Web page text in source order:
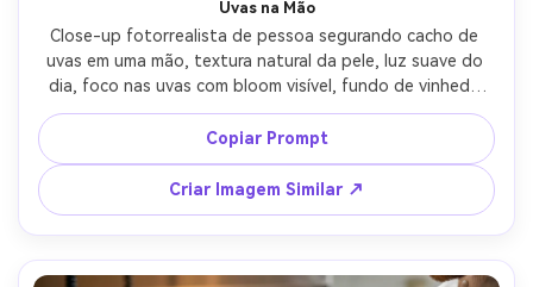
Uvas na Mão
Close-up fotorrealista de pessoa segurando cacho de
uvas em uma mão, textura natural da pele, luz suave do
dia, foco nas uvas com bloom visível, fundo de vinhedo
desfocado, fotografado com Sony A7R V e 85mm f/1.8,
enquadramento intimista de estilo de vida, tons suaves e
quentes --ar 4:5
Copiar Prompt
Criar Imagem Similar ↗